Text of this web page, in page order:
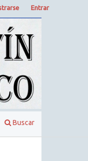
Buscar
Entrar